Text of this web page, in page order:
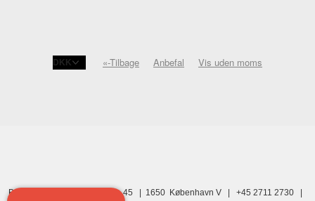
«-Tilbage Anbefal Vis uden moms
Butik Anne Tine | Istedgade 45 | 1650 København V | +45 2711 2730 |